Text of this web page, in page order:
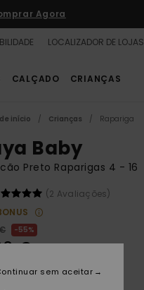
Agora
LOCALIZADOR DE LOJAS
CALÇADO CRIANÇAS
início Crianças Rapariga
Baby
Preto Raparigas 4 - 16
(2 Avaliações)
55%
€
sem aceitar